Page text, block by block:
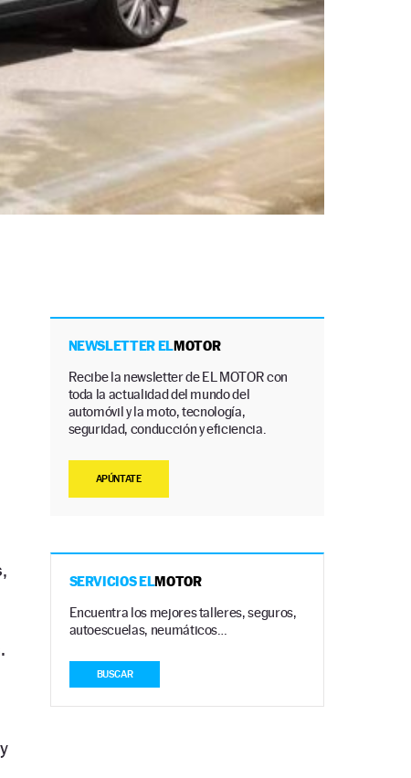
NEWSLETTER ELMOTOR
Recibe la newsletter de EL MOTOR con
toda la actualidad del mundo del
automóvil y la moto, tecnología,
seguridad, conducción y eficiencia.
APÚNTATE
SERVICIOS ELMOTOR
Encuentra los mejores talleres, seguros,
autoescuelas, neumáticos…
BUSCAR